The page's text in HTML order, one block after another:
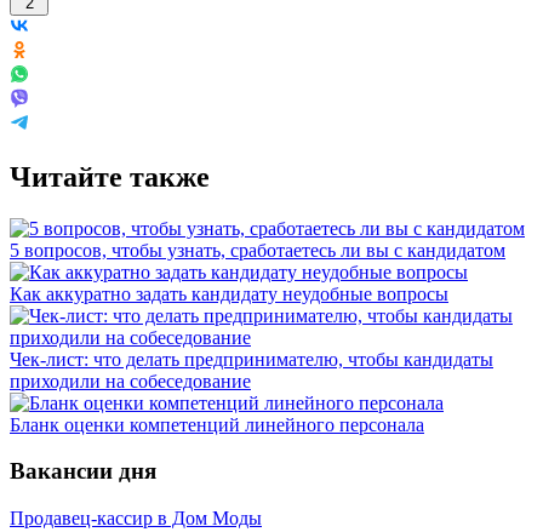
Читайте также
5 вопросов, чтобы узнать, сработаетесь ли вы с кандидатом
Как аккуратно задать кандидату неудобные вопросы
Чек-лист: что делать предпринимателю, чтобы кандидаты
приходили на собеседование
Бланк оценки компетенций линейного персонала
Вакансии дня
Продавец-кассир в Дом Моды